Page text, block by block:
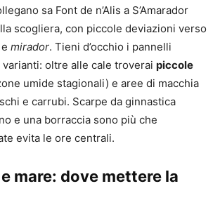
sa Font de n’Alis a S’Amarador
scogliera, con piccole deviazioni verso
mirador. Tieni d’occhio i pannelli
oltre alle cale troverai piccole
umide stagionali) e aree di macchia
e carrubi. Scarpe da ginnastica
e una borraccia sono più che
evita le ore centrali.
mare: dove mettere la